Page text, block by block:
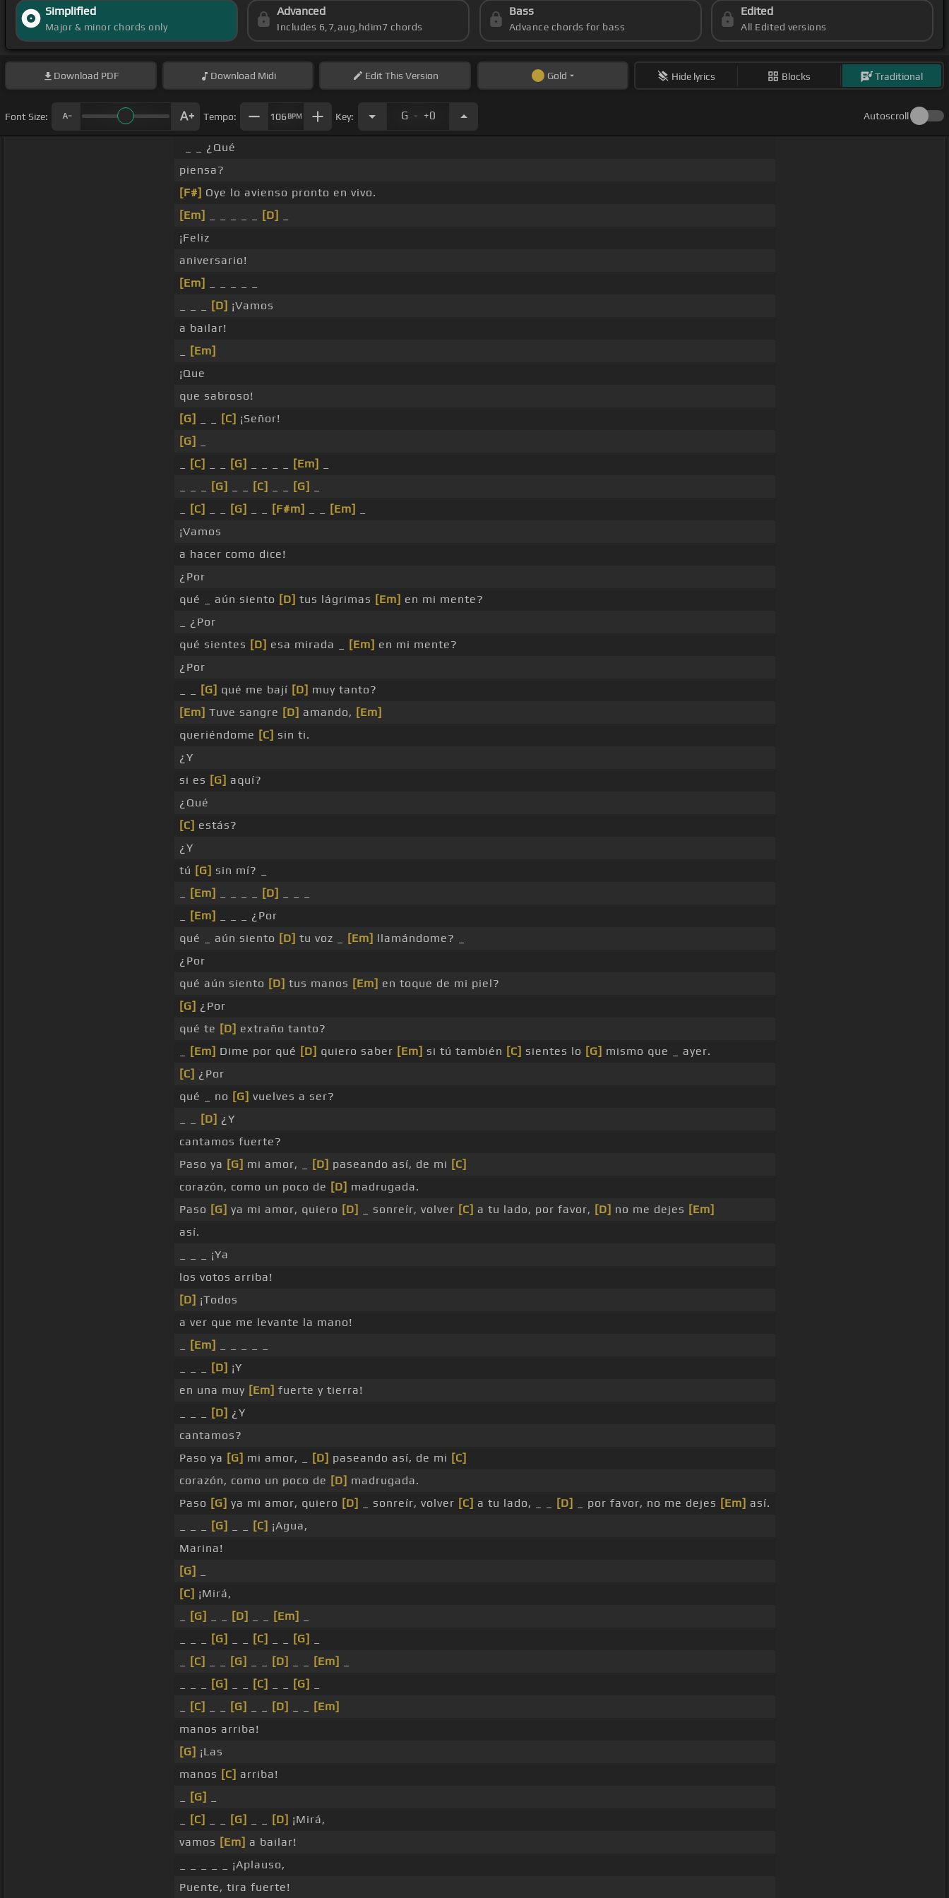
Simplified
Major & minor chords only
Advanced
Includes 6,7,aug,hdim7 chords
Bass
Advance chords for bass
Edited
All Edited versions
Download PDF Download Midi EditThis Version Gold Hide lyrics Blocks Traditional
Font Size: Tempo: 106 BPM Key: G . +0 Autoscroll
_ _ ¿Qué
piensa?
[F#] Oye lo avienso pronto en vivo.
[Em]
[D]
¡Feliz
aniversario!
[Em]
[D] ¡Vamos
a bailar!
[Em]
¡Que
que sabroso!
[G]
[C] ¡Señor!
[G]
[C] [G] [Em]
[G] [C] [G]
[C] [G] [F#m] [Em]
¡Vamos
a hacer como dice!
¿Por
qué _ aún siento [D] tus lágrimas [Em] en mi mente?
_ ¿Por
qué sientes [D] esa mirada _ [Em] en mi mente?
¿Por
[G] qué me bají [D] muy tanto?
[Em] Tuve sangre [D] amando, [Em]
queriéndome [C] sin ti.
¿Y
si es [G] aquí?
¿Qué
[C] estás?
¿Y
tú [G] sin mí? _
[Em] [D]
[Em]
_ _ _ ¿Por
qué _ aún siento [D] tu voz _ [Em] llamándome? _
¿Por
qué aún siento [D] tus manos [Em] en toque de mi piel?
[G] ¿Por
qué te [D] extraño tanto?
[Em] Dime por qué [D] quiero saber [Em] si tú también [C] sientes lo [G] mismo que _ ayer.
[C] ¿Por
qué _ no [G] vuelves a ser?
[D] ¿Y
cantamos fuerte?
Paso ya [G] mi amor, _ [D] paseando así, de mi [C]
corazón, como un poco de [D] madrugada.
Paso [G] ya mi amor, quiero [D] _ sonreír, volver [C] a tu lado, por favor, [D] no me dejes [Em]
así.
_ _ _ ¡Ya
los votos arriba!
[D] ¡Todos
a ver que me levante la mano!
[Em]
[D] ¡Y
en una muy [Em] fuerte y tierra!
[D] ¿Y
cantamos?
Paso ya [G] mi amor, _ [D] paseando así, de mi [C]
corazón, como un poco de [D] madrugada.
Paso [G] ya mi amor, quiero [D] _ sonreír, volver [C] a tu lado, _ _ [D] _ por favor, no me dejes [Em] así.
[G] [C] ¡Agua,
Marina!
[G]
[C] ¡Mirá,
[G] [D] [Em]
[G] [C] [G]
[C] [G] [D] [Em]
[G] [C] [G]
[C] [G] [D]
[Em]
manos arriba!
[G] ¡Las
manos [C] arriba!
[G]
[C] [G] [D] ¡Mirá,
vamos [Em] a bailar!
_ _ _ _ _ ¡Aplauso,
Puente, tira fuerte!